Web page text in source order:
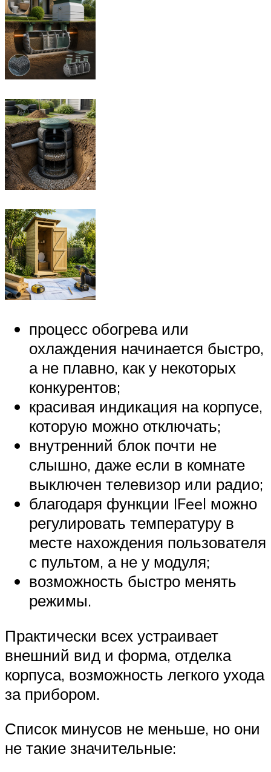
процесс обогрева или
охлаждения начинается быстро,
а не плавно, как у некоторых
конкурентов;
красивая индикация на корпусе,
которую можно отключать;
внутренний блок почти не
слышно, даже если в комнате
выключен телевизор или радио;
благодаря функции IFeel можно
регулировать температуру в
месте нахождения пользователя
с пультом, а не у модуля;
возможность быстро менять
режимы.
Практически всех устраивает
внешний вид и форма, отделка
корпуса, возможность легкого ухода
за прибором.
Список минусов не меньше, но они
не такие значительные: